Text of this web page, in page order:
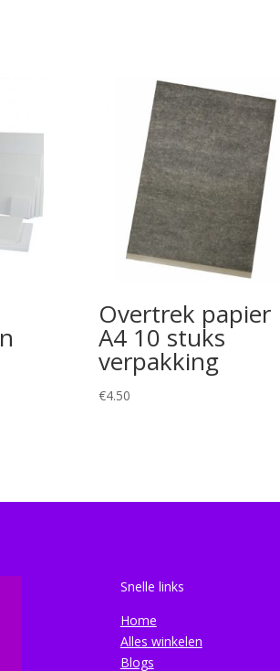
Overtrek papier
A4 10 stuks
verpakking
€4.50
Snelle links
Home
Alles winkelen
Blogs